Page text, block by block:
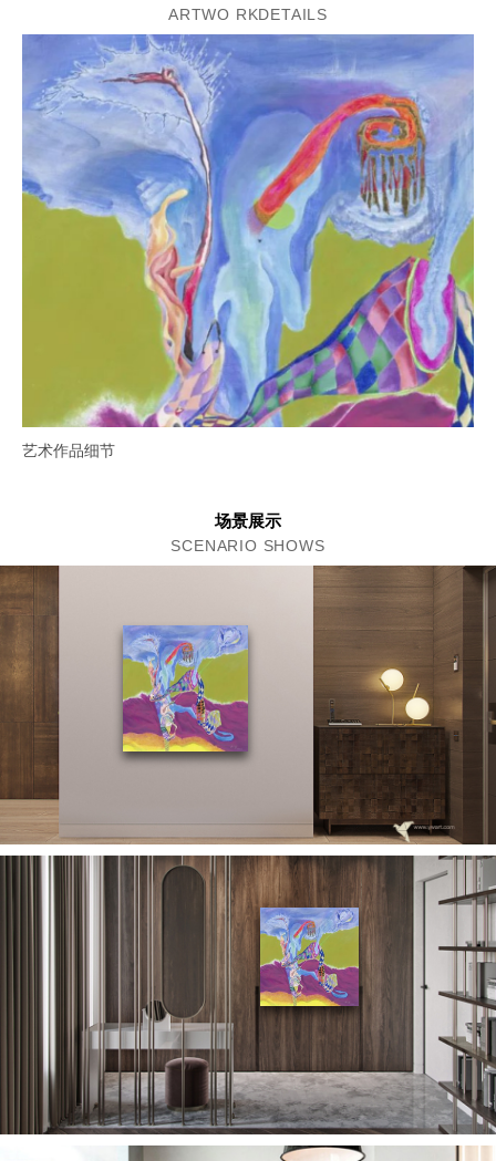
ARTWO RKDETAILS
艺术作品细节
场景展示
SCENARIO SHOWS